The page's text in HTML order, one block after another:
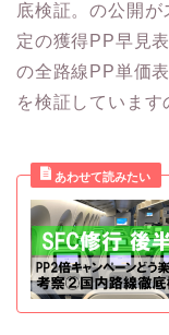
底検証。の公開
定の獲得PP早見
の全路線PP単価
を検証しています